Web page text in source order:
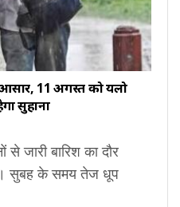
11 अगस्त को यलो
सुहाना
जारी बारिश का दौर
सुबह के समय तेज धूप